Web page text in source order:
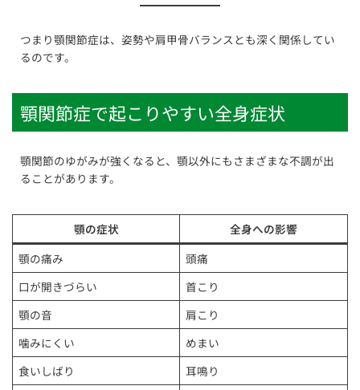
つまり顎関節症は、姿勢や肩甲骨バランスとも深く関係してい
るのです。
顎関節症で起こりやすい全身症状
顎関節のゆがみが強くなると、顎以外にもさまざまな不調が出
ることがあります。
顎の症状
全身への影響
顎の痛み
頭痛
口が開きづらい
首こり
顎の音
肩こり
噛みにくい
めまい
食いしばり
耳鳴り